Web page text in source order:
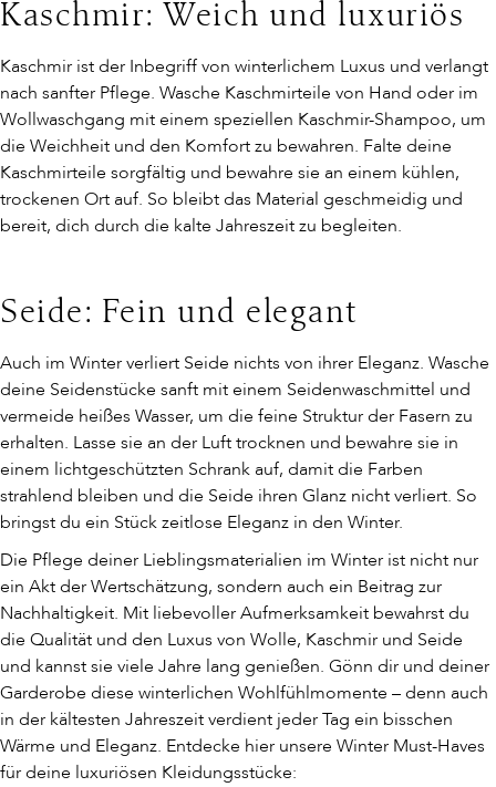
Kaschmir: Weich und luxuriös
Kaschmir ist der Inbegriff von winterlichem Luxus und verlangt
nach sanfter Pflege. Wasche Kaschmirteile von Hand oder im
Wollwaschgang mit einem speziellen Kaschmir-Shampoo, um
die Weichheit und den Komfort zu bewahren. Falte deine
Kaschmirteile sorgfältig und bewahre sie an einem kühlen,
trockenen Ort auf. So bleibt das Material geschmeidig und
bereit, dich durch die kalte Jahreszeit zu begleiten.
Seide: Fein und elegant
Auch im Winter verliert Seide nichts von ihrer Eleganz. Wasche
deine Seidenstücke sanft mit einem Seidenwaschmittel und
vermeide heißes Wasser, um die feine Struktur der Fasern zu
erhalten. Lasse sie an der Luft trocknen und bewahre sie in
einem lichtgeschützten Schrank auf, damit die Farben
strahlend bleiben und die Seide ihren Glanz nicht verliert. So
bringst du ein Stück zeitlose Eleganz in den Winter.
Die Pflege deiner Lieblingsmaterialien im Winter ist nicht nur
ein Akt der Wertschätzung, sondern auch ein Beitrag zur
Nachhaltigkeit. Mit liebevoller Aufmerksamkeit bewahrst du
die Qualität und den Luxus von Wolle, Kaschmir und Seide
und kannst sie viele Jahre lang genießen. Gönn dir und deiner
Garderobe diese winterlichen Wohlfühlmomente – denn auch
in der kältesten Jahreszeit verdient jeder Tag ein bisschen
Wärme und Eleganz. Entdecke hier unsere Winter Must-Haves
für deine luxuriösen Kleidungsstücke: